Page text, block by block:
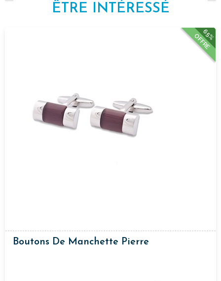
ÊTRE INTÉRESSÉ
65%
OFFRE
Boutons De Manchette Pierre